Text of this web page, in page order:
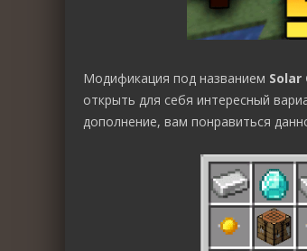
Модификация под названием Solar
открыть для себя интересный
дополнение, вам понравиться